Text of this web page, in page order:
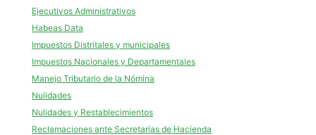
Ejecutivos Administrativos
Habeas Data
Impuestos Distritales y municipales
Impuestos Nacionales y Departamentales
Manejo Tributario de la Nómina
Nulidades
Nulidades y Restablecimientos
Reclamaciones ante Secretarías de Hacienda